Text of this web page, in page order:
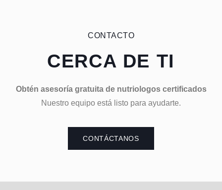
CONTACTO
CERCA DE TI
Obtén asesoría gratuita de nutriologos certificados
Nuestro equipo está listo para ayudarte.
CONTÁCTANOS